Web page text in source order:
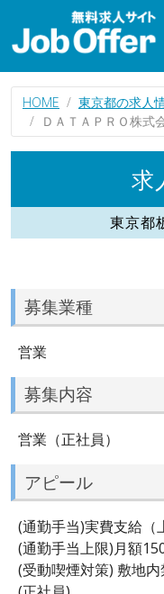
HOME 東京都の求人
ＤＡＴＡＰＲＯ株式
求
東京都
募集業種
営業
募集内容
営業（正社員）
アピール
(通勤手当)実費支給（
(通勤手当上限)月額
(受動喫煙対策) 敷地内